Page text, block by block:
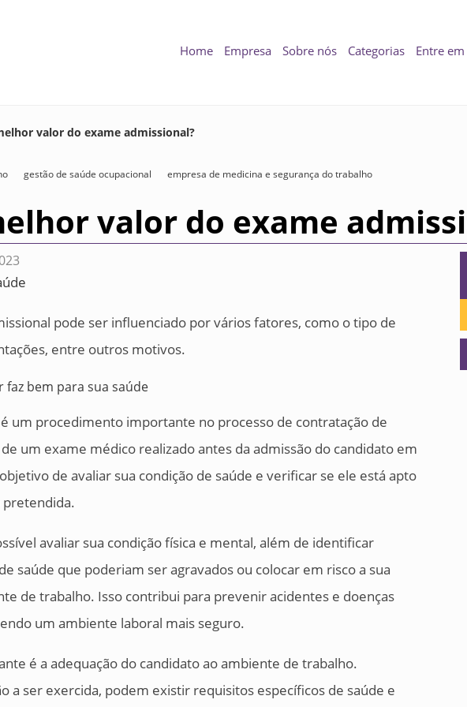
Home Empresa Categorias Entre
Sobre nós
valor do exame admissional?
gestão de saúde ocupacional empresa de medicina e segurança do trabalho
valor do exame
pode ser influenciado por vários fatores, como o tipo de
entre outros motivos.
um procedimento importante no processo de contratação de
um exame médico realizado antes da admissão do candidato em
de avaliar sua condição de saúde e verificar se ele está apto
pretendida.
avaliar sua condição física e mental, além de identificar
saúde que poderiam ser agravados ou colocar em risco a sua
de trabalho. Isso contribui para prevenir acidentes e doenças
um ambiente laboral mais seguro.
é a adequação do candidato ao ambiente de trabalho.
a ser exercida, podem existir requisitos específicos de saúde e